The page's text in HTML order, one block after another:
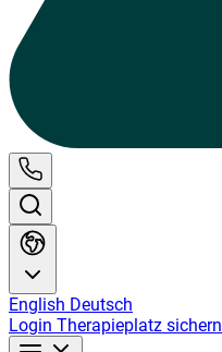
English Deutsch
Login Therapieplatz sichern